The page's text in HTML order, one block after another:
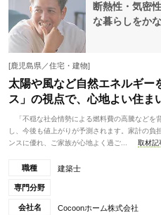
断熱性・気密
な暮らしをか
[鹿児島県／住宅・建物]
太陽や風など自然エネルギー
ス」の視点で、心地よい住ま
「不穏な社会情勢による燃料費の高騰などを
し、今後も値上がりが予測されます。家計の負
ンスに優れ、ご家族が心地よく過ご...
取材
職種 建築士
専門分野
会社名 Cocoonホーム株式会社